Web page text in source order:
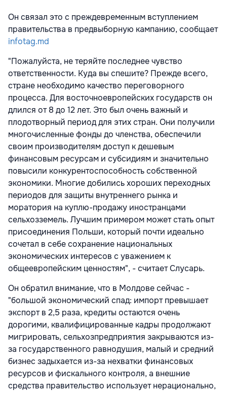
Он связал это с преждевременным вступлением
правительства в предвыборную кампанию, сообщает
infotag.md
"Пожалуйста, не теряйте последнее чувство
ответственности. Куда вы спешите? Прежде всего,
стране необходимо качество переговорного
процесса. Для восточноевропейских государств он
длился от 8 до 12 лет. Это был очень важный и
плодотворный период для этих стран. Они получили
многочисленные фонды до членства, обеспечили
своим производителям доступ к дешевым
финансовым ресурсам и субсидиям и значительно
повысили конкурентоспособность собственной
экономики. Многие добились хороших переходных
периодов для защиты внутреннего рынка и
моратория на куплю-продажу иностранцами
сельхозземель. Лучшим примером может стать опыт
присоединения Польши, который почти идеально
сочетал в себе сохранение национальных
экономических интересов с уважением к
общеевропейским ценностям", - считает Слусарь.
Он обратил внимание, что в Молдове сейчас -
"большой экономический спад: импорт превышает
экспорт в 2,5 раза, кредиты остаются очень
дорогими, квалифицированные кадры продолжают
мигрировать, сельхозпредприятия закрываются из-
за государственного равнодушия, малый и средний
бизнес задыхается из-за нехватки финансовых
ресурсов и фискального контроля, а внешние
средства правительство использует нерационально,